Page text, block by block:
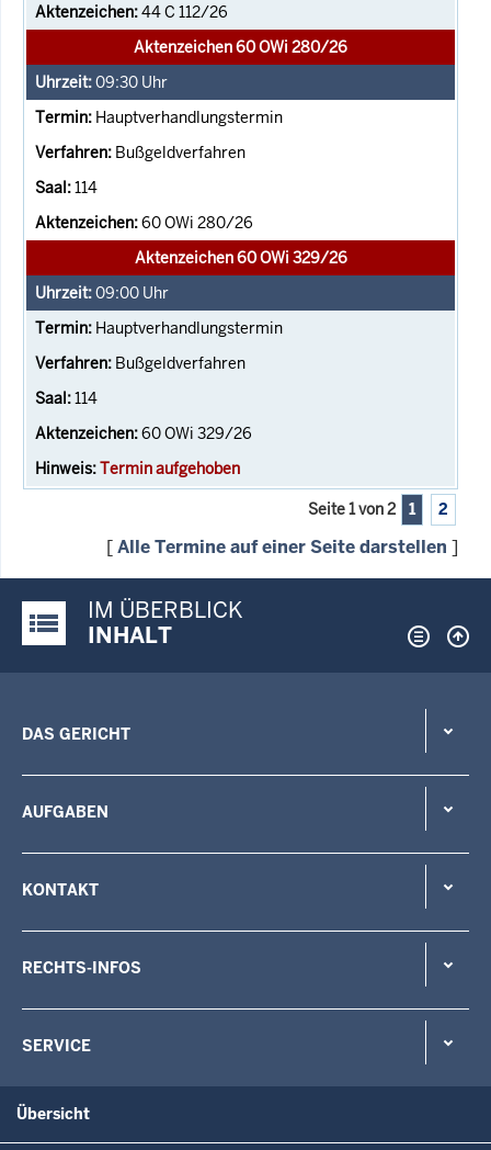
44 C 112/26
Aktenzeichen 60 OWi 280/26
09:30 Uhr
Hauptverhandlungstermin
Bußgeldverfahren
114
60 OWi 280/26
Aktenzeichen 60 OWi 329/26
09:00 Uhr
Hauptverhandlungstermin
Bußgeldverfahren
114
60 OWi 329/26
Termin aufgehoben
Seite 1 von 2 1 2
[Alle Termine auf einer Seite darstellen ]
Justiz-Portal im Überblick:
IM ÜBERBLICK
INHALT
DAS GERICHT
AUFGABEN
KONTAKT
RECHTS-INFOS
SERVICE
Übersicht